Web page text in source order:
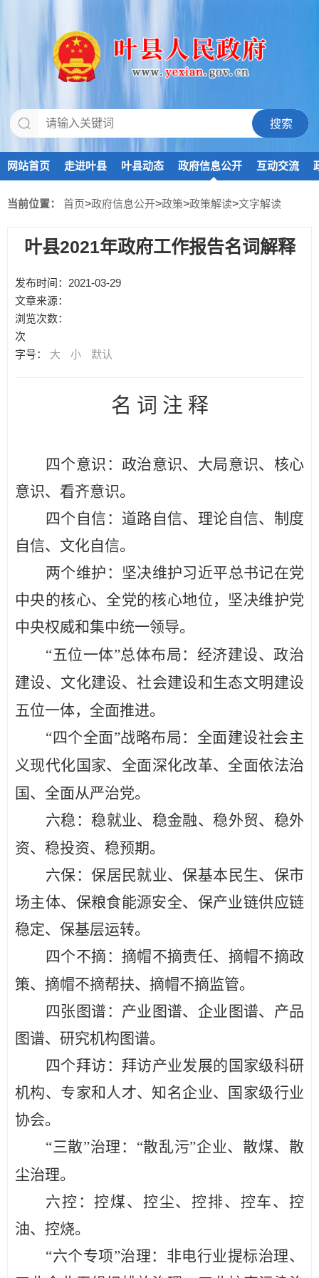
网站首页 走进叶县 叶县动态 政府信息公开 互动交流
当前位置： 首页>政府信息公开>政策>政策解读>文字解读
叶县2021年政府工作报告名词解释
发布时间：2021-03-29
文章来源：
浏览次数：
次
字号： 大 小 默认
名 词 注 释
四个意识： 政治意识、大局意识、核心
意识、看齐意识。
四个自信： 道路自信、理论自信、制度
自信、文化自信。
两个维护： 坚决维护习近平总书记在党
中央的核心、全党的核心地位，坚决维护党
中央权威和集中统一领导。
“五位一体”总体布局： 经济建设、政治
建设、 文化建设、社会建设和生态文明建设
五位一体，全面推进。
“四个全面”战略布局： 全面建设社会主
义现代化国家、 全面深化改革、全面依法治
国、 全面从严治党。
六稳： 稳就业、稳金融、稳外贸、稳外
资、稳投资、稳预期。
六保：保居民就业、保基本民生、保市
场主体、保粮食能源安全、保产业链供应链
稳定、保基层运转。
四个不摘： 摘帽不摘责任、摘帽不摘政
策、摘帽不摘帮扶、摘帽不摘监管。
四张 图谱： 产业图谱、企业图谱、产品
图谱、研究机构图谱。
四个拜访： 拜访产业发展的国家级科研
机构、专家和人才、知名企业、国家级行业
协会。
“三散”治理： “散乱污”企业、散煤、散
尘治理。
六控：控煤、控尘、控排、控车、控
油、控烧。
“六个专项”治理： 非电行业提标治理、